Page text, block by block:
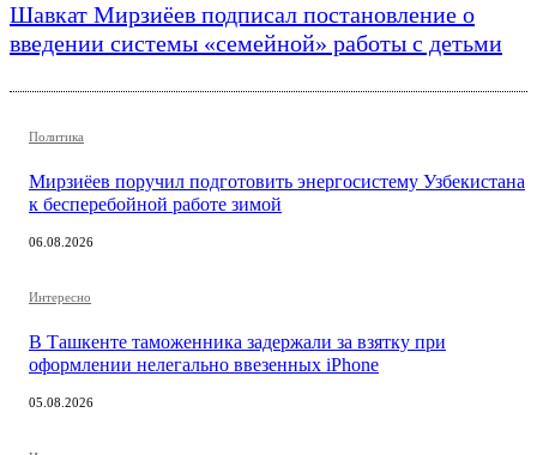
Шавкат Мирзиёев подписал постановление о
введении системы «семейной» работы с детьми
Политика
Мирзиёев поручил подготовить энергосистему Узбекистана
к бесперебойной работе зимой
06.08.2026
Интересно
В Ташкенте таможенника задержали за взятку при
оформлении нелегально ввезенных iPhone
05.08.2026